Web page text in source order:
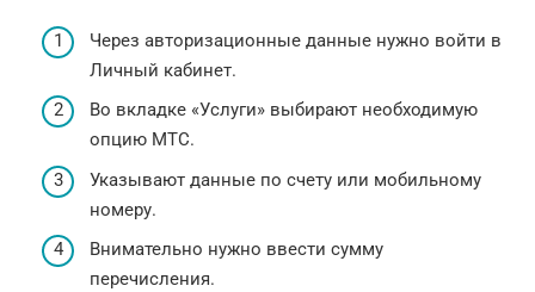
Через авторизационные данные нужно войти в
Личный кабинет.
Во вкладке «Услуги» выбирают необходимую
опцию МТС.
Указывают данные по счету или мобильному
номеру.
Внимательно нужно ввести сумму
перечисления.